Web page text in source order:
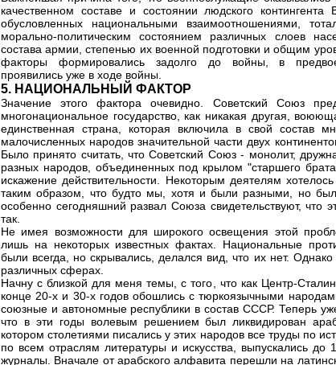
качественном составе и состоянии людского контингента
обусловленных национальными взаимоотношениями,
морально-политическим состоянием различных слоев
состава армии, степенью их военной подготовки и общим
факторы формировались задолго до войны, в
проявились уже в ходе войны.
5. НАЦИОНАЛЬНЫЙ ФАКТОР
Значение этого фактора очевидно. Советский Союз
многонациональное государство, как никакая другая,
единственная страна, которая включила в свой состав
малочисленных народов значительной части двух
Было принято считать, что Советский Союз - монолит,
разных народов, объединенных под крылом "старшего
искажение действительности. Некоторым деятелям
таким образом, что будто мы, хотя и были разными, но
особенно сегодняшний развал Союза свидетельствуют, что
так.
Не имея возможности для широкого освещения этой
лишь на некоторых известных фактах. Национальные
были всегда, но скрывались, делался вид, что их нет.
различных сферах.
Начну с близкой для меня темы, с того, что как Центр-
конце 20-х и 30-х годов обошлись с тюркоязычными
союзные и автономные республики в состав СССР. Теперь
что в эти годы волевым решением был ликвидирован
котором столетиями писались у этих народов все труды по
по всем отраслям литературы и искусства, выпускались до
журналы. Вначале от арабского алфавита перешли на